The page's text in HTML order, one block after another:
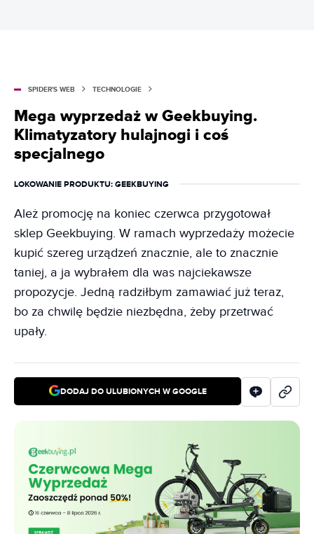
SPIDER'S WEB TECHNOLOGIE
Mega wyprzedaż w Geekbuying.
Klimatyzatory hulajnogi i coś
specjalnego
LOKOWANIE PRODUKTU: GEEKBUYING
Ależ promocję na koniec czerwca przygotował
sklep Geekbuying. W ramach wyprzedaży możecie
kupić szereg urządzeń znacznie, ale to znacznie
taniej, a ja wybrałem dla was najciekawsze
propozycje. Jedną radziłbym zamawiać już teraz,
bo za chwilę będzie niezbędna, żeby przetrwać
upały.
DODAJ DO ULUBIONYCH W GOOGLE